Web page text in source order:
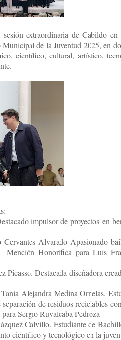
extraordinaria de Cabildo en
de la Juventud 2025, en
científico, cultural, artístico,
impulsor de proyectos en
Alvarado Apasionado
Mención Honorífica para Luis
Destacada diseñadora
Alejandra Medina Ornelas.
de residuos reciclables
Sergio Ruvalcaba Pedroza
Calvillo. Estudiante de
científico y tecnológico en la